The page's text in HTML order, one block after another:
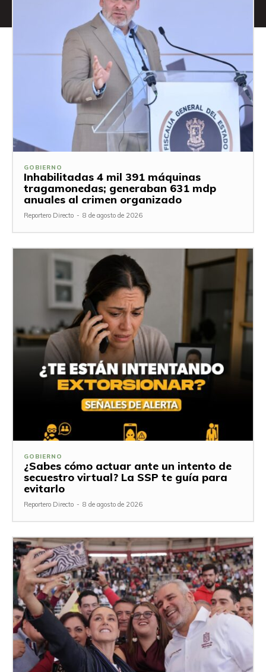
GOBIERNO
Inhabilitadas 4 mil 391 máquinas
tragamonedas; generaban 631 mdp
anuales al crimen organizado
Reportero Directo - 8 de agosto de 2026
GOBIERNO
¿Sabes cómo actuar ante un intento de
secuestro virtual? La SSP te guía para
evitarlo
Reportero Directo - 8 de agosto de 2026